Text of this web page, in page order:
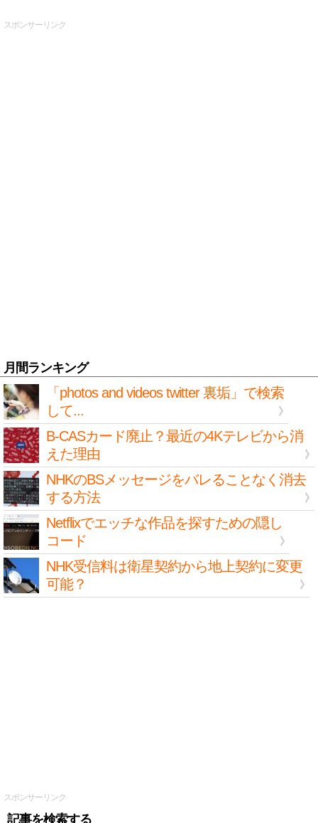
スポンサーリンク
月間ランキング
「photos and videos twitter 裏垢」で検索
して...
B-CASカード廃止？最近の4Kテレビから消
えた理由
NHKのBSメッセージをバレることなく消去
する方法
Netflixでエッチな作品を探すための隠し
コード
NHK受信料は衛星契約から地上契約に変更
可能？
スポンサーリンク
記事を検索する